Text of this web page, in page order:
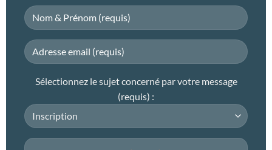
Sélectionnez le sujet concerné par votre message
(requis) :